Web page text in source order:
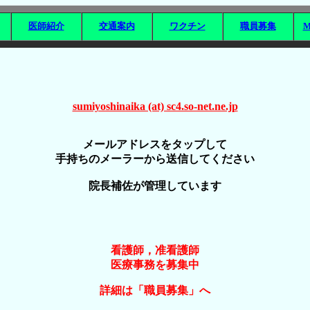
医師紹介 交通案内 ワクチン 職員募集
sumiyoshinaika (at) sc4.so-net.ne.jp
メールアドレスをタップして
手持ちのメーラーから送信してください
院長補佐が管理しています
看護師，准看護師
医療事務を募集中
詳細は「職員募集」へ